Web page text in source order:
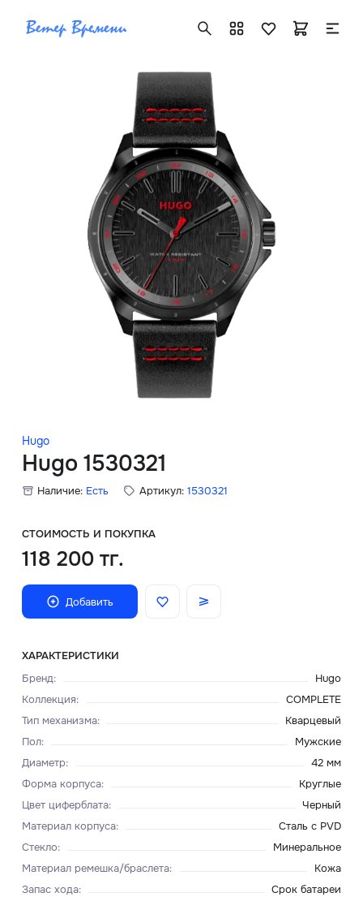
Hugo
Hugo 1530321
Наличие: Есть Артикул: 1530321
СТОИМОСТЬ И ПОКУПКА
118 200 тг.
Добавить
ХАРАКТЕРИСТИКИ
Бренд:
Hugo
Коллекция:
COMPLETE
Тип механизма:
Кварцевый
Пол:
Мужские
Диаметр:
42 мм
Форма корпуса:
Круглые
Цвет циферблата:
Черный
Материал корпуса:
Сталь с PVD
Стекло:
Минеральное
Материал ремешка/браслета:
Кожа
Запас хода:
Срок батареи
+7 ( 705 ) 181-42-50
info@vetervremeni.kz
Авторизация
Каталог
Мужские часы
Женские часы
Скидки
Главная
О нас